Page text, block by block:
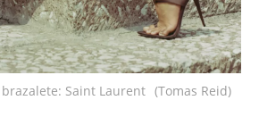
Saint Laurent (Tomas Reid)